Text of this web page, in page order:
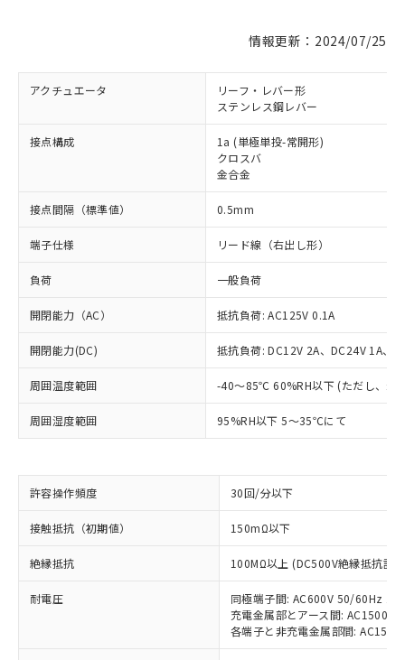
情報更新：2024/07/25
アクチュエータ
リーフ・レバー形
ステンレス鋼レバー
接点構成
1a (単極単投-常開形)
クロスバ
金合金
接点間隔（標準値） 0.5mm
端子仕様 リード線（右出し形）
負荷 一般負荷
開閉能力（AC） 抵抗負荷: AC125V 0.1A
開閉能力(DC) 抵抗負荷: DC12V 2A、DC24V 1A、
周囲温度範囲 -40～85℃ 60%RH以下 (ただし、氷
周囲湿度範囲 95%RH以下 5～35℃にて
許容操作頻度 30回/分以下
接触抵抗（初期値） 150mΩ以下
絶縁抵抗 100MΩ以上 (DC500V絶縁抵抗計
耐電圧
同極端子間: AC600V 50/60Hz
充電金属部とアース間: AC1500V
各端子と非充電金属部間:
以下の条件をお読みいただき、同意のうえ
※1 対応状況
対応済み：EU RoHS指令（10物質）の
非含有に対応した製品が提供可能な商品で
す。
対応予定：EU RoHS指令（10物質）の非含
有に対応した製品に切り替える予定のある
対応予定なし：EU RoHS指令（10物質）の